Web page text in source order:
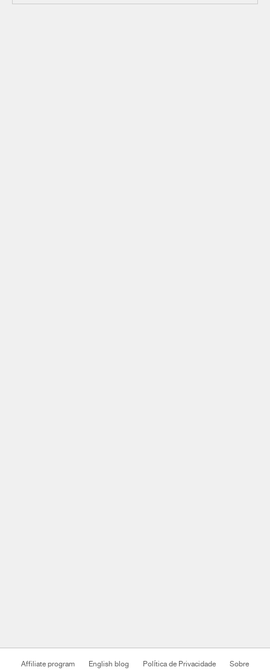
Affiliate program English blog Política de Privacidade Sobre